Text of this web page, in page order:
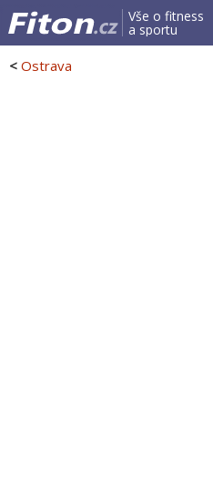
Vše o fitness
a sportu
< Ostrava